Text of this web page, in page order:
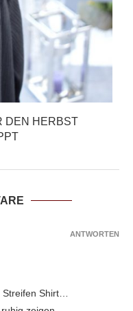
DEN HERBST
Shirt…
ANTWORTEN